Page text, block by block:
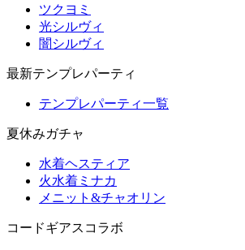
ツクヨミ
光シルヴィ
闇シルヴィ
最新テンプレパーティ
テンプレパーティ一覧
夏休みガチャ
水着ヘスティア
火水着ミナカ
メニット&チャオリン
コードギアスコラボ